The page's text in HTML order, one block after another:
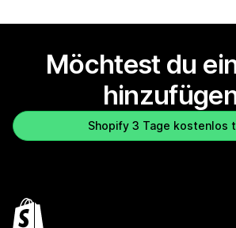
Möchtest du
Shopify 3 Tage kostenlos